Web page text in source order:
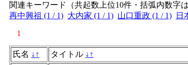
関連キーワード（共起数上位10件・括弧内数字
再中興祖 (1 / 1) 大内家 (1 / 1) 山口重政 (1 / 1) 日
1
氏名 ↓ ↑ タイトル ↓ ↑